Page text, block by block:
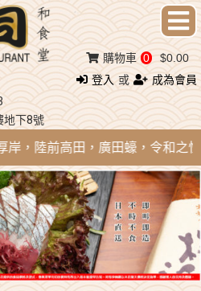
登入 或
成為會員
地下8號
購物車 0 $0.00
，陸前高田，廣田蠔，令和之